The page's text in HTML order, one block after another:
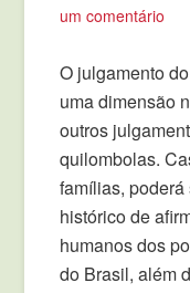
um comentário
O julgamento
uma dimensão
outros
quilombolas.
famílias,
histórico de
humanos dos
do Brasil, além